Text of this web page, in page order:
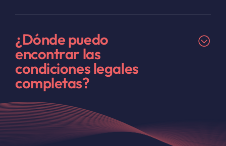
¿Dónde puedo
encontrar las
condiciones legales
completas?